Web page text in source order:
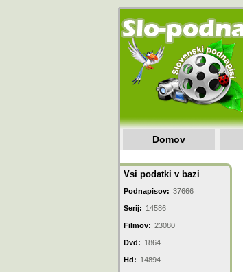
Domov
Vsi podatki v bazi
Podnapisov: 37666
Serij: 14586
Filmov: 23080
Dvd: 1864
Hd: 14894